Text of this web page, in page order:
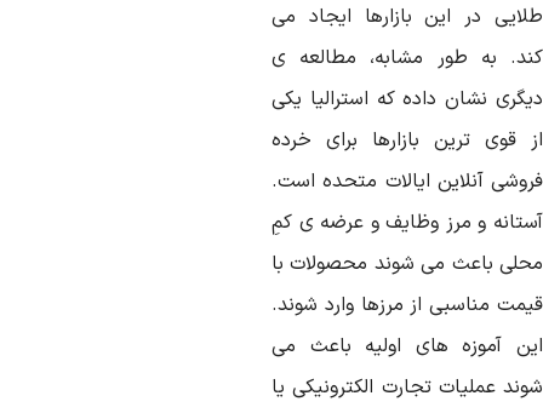
در این بازارها ایجاد می
به طور مشابه، مطالعه ی
نشان داده که استرالیا یکی
قوی ترین بازارها برای خرده
آنلاین ایالات متحده است.
و مرز وظایف و عرضه ی کمِ
باعث می شوند محصولات با
مناسبی از مرزها وارد شوند.
آموزه های اولیه باعث می
عملیات تجارت الکترونیکی یا